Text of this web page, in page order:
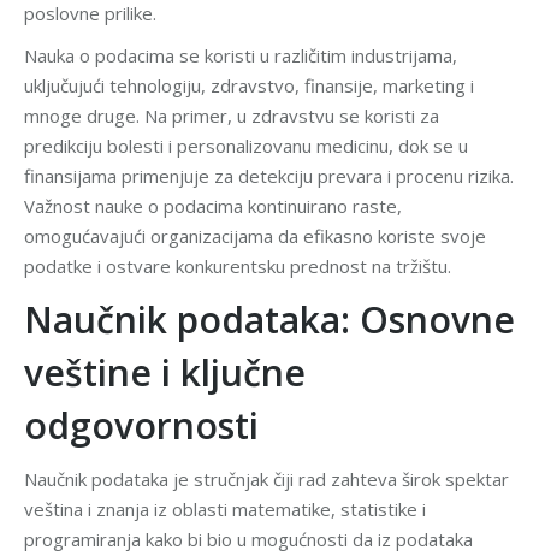
poslovne prilike.
Nauka o podacima se koristi u različitim industrijama,
uključujući tehnologiju, zdravstvo, finansije, marketing i
mnoge druge. Na primer, u zdravstvu se koristi za
predikciju bolesti i personalizovanu medicinu, dok se u
finansijama primenjuje za detekciju prevara i procenu rizika.
Važnost nauke o podacima kontinuirano raste,
omogućavajući organizacijama da efikasno koriste svoje
podatke i ostvare konkurentsku prednost na tržištu.
Naučnik podataka: Osnovne
veštine i ključne
odgovornosti
Naučnik podataka je stručnjak čiji rad zahteva širok spektar
veština i znanja iz oblasti matematike, statistike i
programiranja kako bi bio u mogućnosti da iz podataka